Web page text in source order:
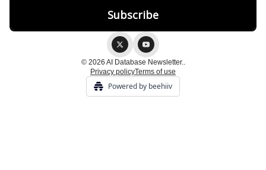
© 2026 AI Database Newsletter..
Privacy policyTerms of use
Powered by beehiiv